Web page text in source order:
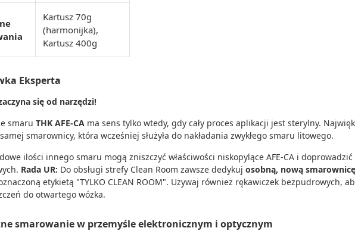
Kartusz 70g
(harmonijka),
Kartusz 400g
Eksperta
się od narzędzi!
smaru THK AFE-CA ma sens tylko wtedy, gdy cały proces aplikacji jest sterylny.
smarownicy, która wcześniej służyła do nakładania zwykłego smaru litowego.
ilości innego smaru mogą zniszczyć właściwości niskopylące AFE-CA i
Rada UR: Do obsługi strefy Clean Room zawsze dedykuj osobną, nową
etykietą "TYLKO CLEAN ROOM". Używaj również rękawiczek bezpudrowych,
do otwartego wózka.
smarowanie w przemyśle elektronicznym i optycznym